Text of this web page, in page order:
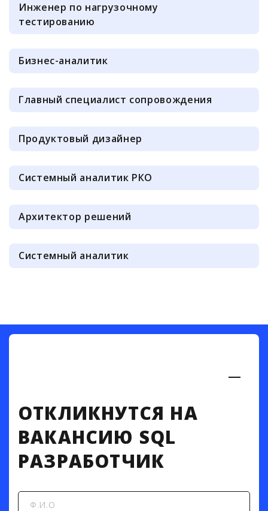
Инженер по нагрузочному
тестированию
Бизнес-аналитик
Главный специалист сопровождения
Продуктовый дизайнер
Системный аналитик РКО
Архитектор решений
Системный аналитик
ОТКЛИКНУТСЯ НА
ВАКАНСИЮ SQL
РАЗРАБОТЧИК
Ф.И.О